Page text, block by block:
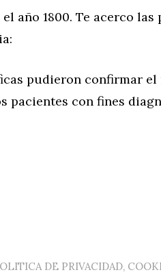
año 1800. Te acerco las
pudieron confirmar
pacientes con fines
DE PRIVACIDAD,